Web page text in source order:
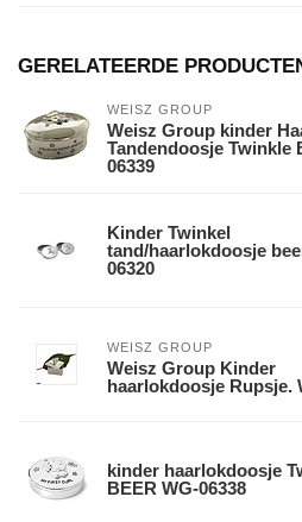
GERELATEERDE
WEISZ GROUP
Weisz Group kinder
Tandendoosje Twinkle
06339
Kinder Twinkel
tand/haarlokdoosje
06320
WEISZ GROUP
Weisz Group Kinder
haarlokdoosje Rupsje.
kinder haarlokdoosje
BEER WG-06338